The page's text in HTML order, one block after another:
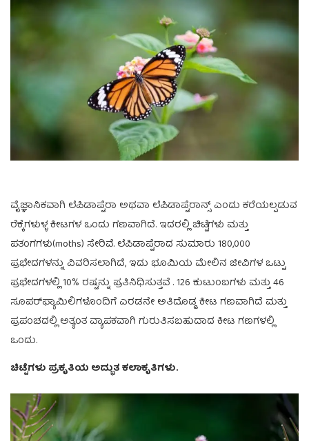
ವೈಜ್ಞಾನಿಕವಾಗಿ ಲೆಪಿಡಾಪ್ಟೆರಾ ಅಥವಾ ಲೆಪಿಡಾಪ್ಟೆರಾನ್ಸ್ ಎಂದು ಕರೆಯಲ್ಪಡುವ
ರೆಕ್ಕೆಗಳುಳ್ಳ ಕೀಟಗಳ ಒಂದು ಗಣವಾಗಿದೆ. ಇದರಲ್ಲಿ ಚಿಟ್ಟೆಗಳು ಮತ್ತು
ಪತಂಗಗಳು(moths) ಸೇರಿವೆ. ಲೆಪಿಡಾಪ್ಟೆರಾದ ಸುಮಾರು 180,000
ಪ್ರಭೇದಗಳನ್ನು ವಿವರಿಸಲಾಗಿದೆ, ಇದು ಭೂಮಿಯ ಮೇಲಿನ ಜೀವಿಗಳ ಒಟ್ಟು
ಪ್ರಭೇದಗಳಲ್ಲಿ 10% ರಷ್ಟನ್ನು ಪ್ರತಿನಿಧಿಸುತ್ತವೆ . 126 ಕುಟುಂಬಗಳು ಮತ್ತು 46
ಸೂಪರ್‌ಫ್ಯಾಮಿಲಿಗಳೊಂದಿಗೆ ಎರಡನೇ ಅತಿದೊಡ್ಡ ಕೀಟ ಗಣವಾಗಿದೆ ಮತ್ತು
ಪ್ರಪಂಚದಲ್ಲಿ ಅತ್ಯಂತ ವ್ಯಾಪಕವಾಗಿ ಗುರುತಿಸಬಹುದಾದ ಕೀಟ ಗಣಗಳಲ್ಲಿ
ಒಂದು.
ಚಿಟ್ಟೆಗಳು ಪ್ರಕೃತಿಯ ಅದ್ಭುತ ಕಲಾಕೃತಿಗಳು.